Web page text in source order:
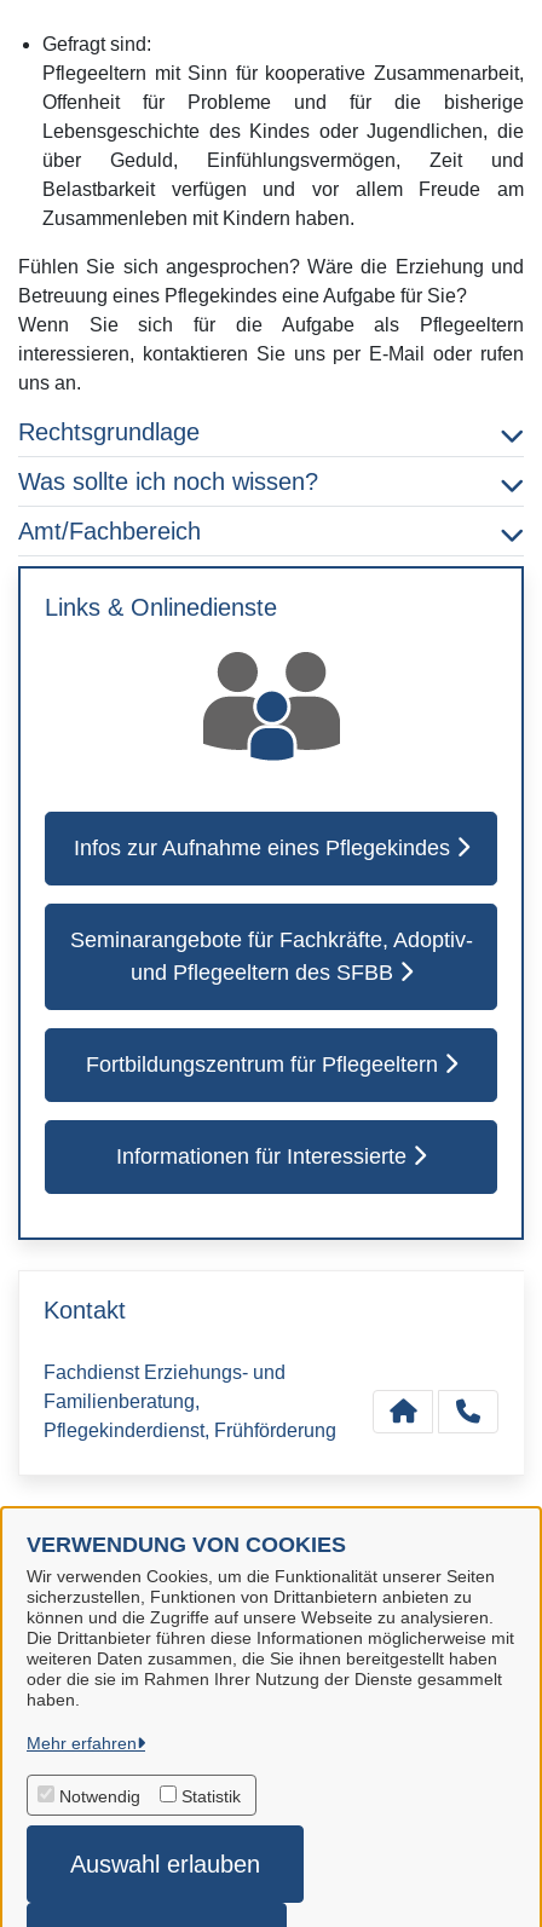
VERWENDUNG VON COOKIES
Wir verwenden Cookies, um die Funktionalität unserer Seiten
sicherzustellen, Funktionen von Drittanbietern anbieten zu
können und die Zugriffe auf unsere Webseite zu analysieren.
Die Drittanbieter führen diese Informationen möglicherweise mit
weiteren Daten zusammen, die Sie ihnen bereitgestellt haben
oder die sie im Rahmen Ihrer Nutzung der Dienste gesammelt
haben.
Mehr erfahren
Notwendig Statistik
Auswahl erlauben
Gefragt sind:
Pflegeeltern mit Sinn für kooperative Zusammenarbeit,
Offenheit für Probleme und für die bisherige
Lebensgeschichte des Kindes oder Jugendlichen, die
über Geduld, Einfühlungsvermögen, Zeit und
Belastbarkeit verfügen und vor allem Freude am
Zusammenleben mit Kindern haben.
Fühlen Sie sich angesprochen? Wäre die Erziehung und
Betreuung eines Pflegekindes eine Aufgabe für Sie?
Wenn Sie sich für die Aufgabe als Pflegeeltern
interessieren, kontaktieren Sie uns per E-Mail oder rufen
uns an.
Rechtsgrundlage
Was sollte ich noch wissen?
Amt/Fachbereich
Links & Onlinedienste
Infos zur Aufnahme eines Pflegekindes
Seminarangebote für Fachkräfte, Adoptiv-
und Pflegeeltern des SFBB
Fortbildungszentrum für Pflegeeltern
Informationen für Interessierte
Kontakt
Fachdienst Erziehungs- und
Familienberatung,
Pflegekinderdienst, Frühförderung
Landkreis Märkisch-Oderland
Alle Rechte vorbehalten
Impressum